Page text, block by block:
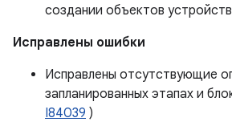
создании объектов
Исправлены ошибки
Исправлены отсутствующие
запланированных этапах и
I84039 )